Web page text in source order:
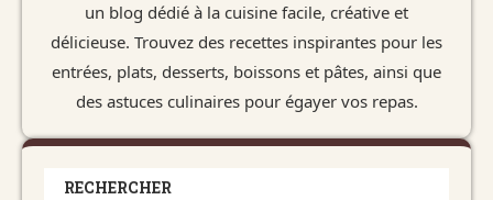
un blog dédié à la cuisine facile, créative et
délicieuse. Trouvez des recettes inspirantes pour les
entrées, plats, desserts, boissons et pâtes, ainsi que
des astuces culinaires pour égayer vos repas.
RECHERCHER